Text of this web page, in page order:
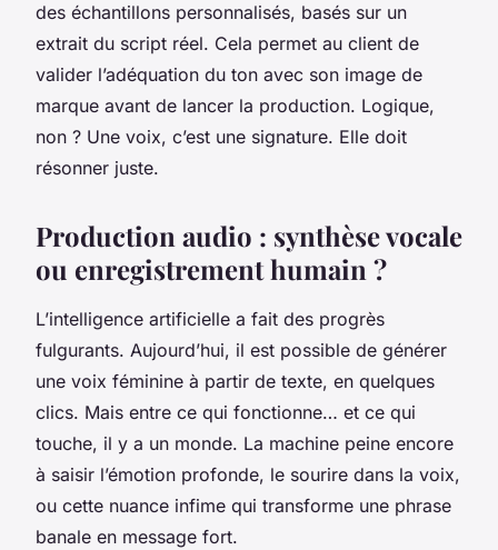
des échantillons personnalisés, basés sur un
extrait du script réel. Cela permet au client de
valider l’adéquation du ton avec son image de
marque avant de lancer la production. Logique,
non ? Une voix, c’est une signature. Elle doit
résonner juste.
Production audio : synthèse vocale
ou enregistrement humain ?
L’intelligence artificielle a fait des progrès
fulgurants. Aujourd’hui, il est possible de générer
une voix féminine à partir de texte, en quelques
clics. Mais entre ce qui fonctionne… et ce qui
touche, il y a un monde. La machine peine encore
à saisir l’émotion profonde, le sourire dans la voix,
ou cette nuance infime qui transforme une phrase
banale en message fort.